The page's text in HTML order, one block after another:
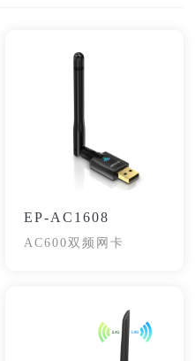
EP-AC1608
AC600双频网卡